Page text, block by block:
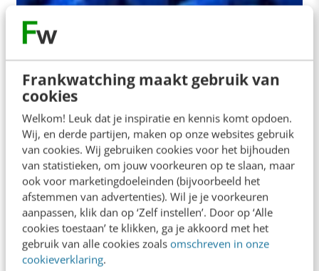
Frankwatching maakt gebruik van
cookies
Welkom! Leuk dat je inspiratie en kennis komt opdoen.
Wij, en derde partijen, maken op onze websites gebruik
van cookies. Wij gebruiken cookies voor het bijhouden
van statistieken, om jouw voorkeuren op te slaan, maar
ook voor marketingdoeleinden (bijvoorbeeld het
afstemmen van advertenties). Wil je je voorkeuren
aanpassen, klik dan op ‘Zelf instellen’. Door op ‘Alle
cookies toestaan’ te klikken, ga je akkoord met het
gebruik van alle cookies zoals omschreven in onze
cookieverklaring.
MARKETING
Het Persoonlijke Web: 4 manieren om je
bezoeker gerichter te benaderen
Amazon doet het. Wehkamp doet het, Google doet
het, de BBC doet het, maar ze doen het allemaal
anders: personalisatie. Of met…
Jan Horlings· 16 jaar geleden